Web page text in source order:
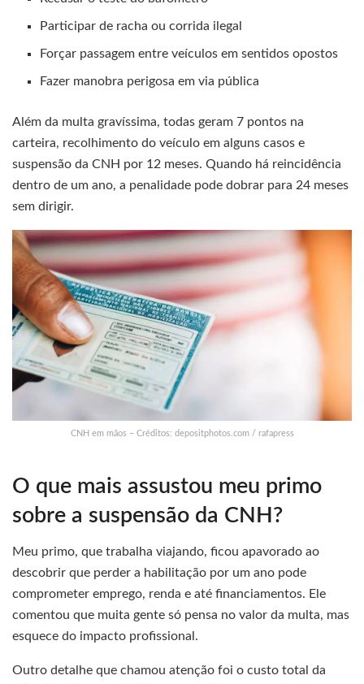
Participar de racha ou corrida ilegal
Forçar passagem entre veículos em sentidos opostos
Fazer manobra perigosa em via pública
Além da multa gravíssima, todas geram 7 pontos na
carteira, recolhimento do veículo em alguns casos e
suspensão da CNH por 12 meses. Quando há reincidência
dentro de um ano, a penalidade pode dobrar para 24 meses
sem dirigir.
CNH em mãos – Créditos: depositphotos.com / rafapress
O que mais assustou meu primo
sobre a suspensão da CNH?
Meu primo, que trabalha viajando, ficou apavorado ao
descobrir que perder a habilitação por um ano pode
comprometer emprego, renda e até financiamentos. Ele
comentou que muita gente só pensa no valor da multa, mas
esquece do impacto profissional.
Outro detalhe que chamou atenção foi o custo total da